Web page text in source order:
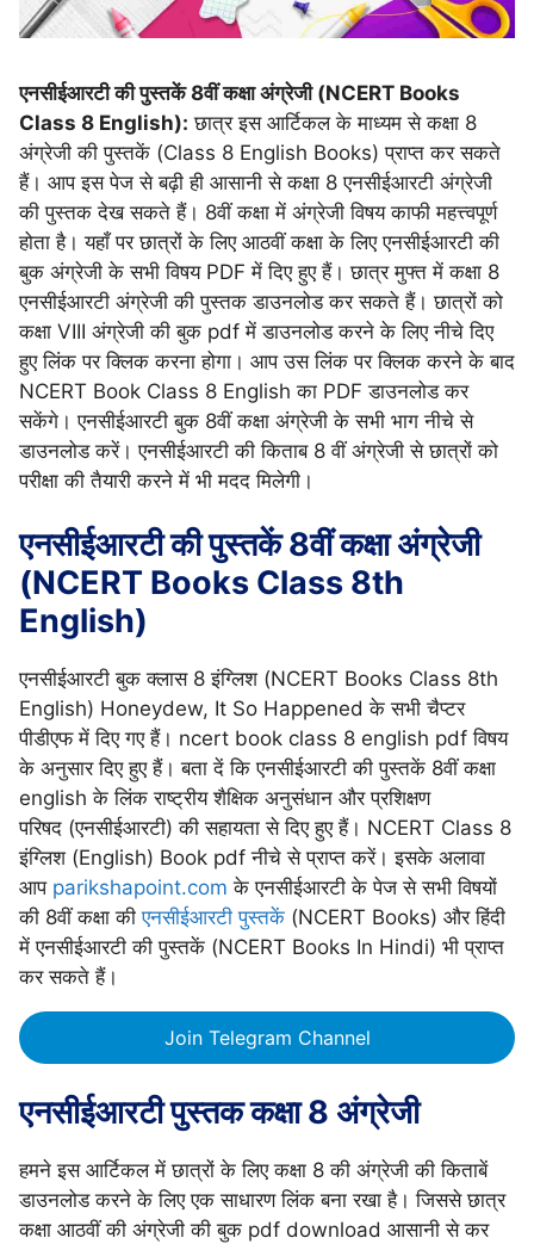
एनसीईआरटी की पुस्तकें 8वीं कक्षा अंग्रेजी (NCERT Books
Class 8 English): छात्र इस आर्टिकल के माध्यम से कक्षा 8
अंग्रेजी की पुस्तकें (Class 8 English Books) प्राप्त कर सकते
हैं। आप इस पेज से बढ़ी ही आसानी से कक्षा 8 एनसीईआरटी अंग्रेजी
की पुस्तक देख सकते हैं। 8वीं कक्षा में अंग्रेजी विषय काफी महत्त्वपूर्ण
होता है। यहाँ पर छात्रों के लिए आठवीं कक्षा के लिए एनसीईआरटी की
बुक अंग्रेजी के सभी विषय PDF में दिए हुए हैं। छात्र मुफ्त में कक्षा 8
एनसीईआरटी अंग्रेजी की पुस्तक डाउनलोड कर सकते हैं। छात्रों को
कक्षा VIII अंग्रेजी की बुक pdf में डाउनलोड करने के लिए नीचे दिए
हुए लिंक पर क्लिक करना होगा। आप उस लिंक पर क्लिक करने के बाद
NCERT Book Class 8 English का PDF डाउनलोड कर
सकेंगे। एनसीईआरटी बुक 8वीं कक्षा अंग्रेजी के सभी भाग नीचे से
डाउनलोड करें। एनसीईआरटी की किताब 8 वीं अंग्रेजी से छात्रों को
परीक्षा की तैयारी करने में भी मदद मिलेगी।
एनसीईआरटी की पुस्तकें 8वीं कक्षा अंग्रेजी
(NCERT Books Class 8th
English)
एनसीईआरटी बुक क्लास 8 इंग्लिश (NCERT Books Class 8th
English) Honeydew, It So Happened के सभी चैप्टर
पीडीएफ में दिए गए हैं। ncert book class 8 english pdf विषय
के अनुसार दिए हुए हैं। बता दें कि एनसीईआरटी की पुस्तकें 8वीं कक्षा
english के लिंक राष्ट्रीय शैक्षिक अनुसंधान और प्रशिक्षण
परिषद (एनसीईआरटी) की सहायता से दिए हुए हैं। NCERT Class 8
इंग्लिश (English) Book pdf नीचे से प्राप्त करें। इसके अलावा
आप parikshapoint.com के एनसीईआरटी के पेज से सभी विषयों
की 8वीं कक्षा कीएनसीईआरटी पुस्तकें (NCERT Books) और हिंदी
में एनसीईआरटी की पुस्तकें (NCERT Books In Hindi) भी प्राप्त
कर सकते हैं।
Join Telegram Channel
एनसीईआरटी पुस्तक कक्षा 8 अंग्रेजी
हमने इस आर्टिकल में छात्रों के लिए कक्षा 8 की अंग्रेजी की किताबें
डाउनलोड करने के लिए एक साधारण लिंक बना रखा है। जिससे छात्र
कक्षा आठवीं की अंग्रेजी की बुक pdf download आसानी से कर